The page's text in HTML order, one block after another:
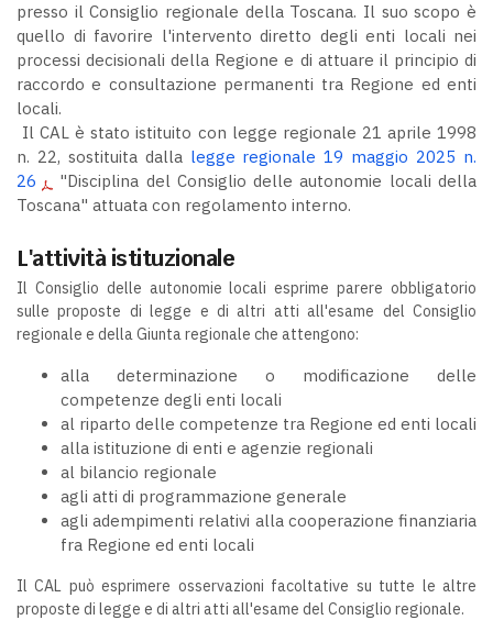
presso il Consiglio regionale della Toscana. Il suo scopo è
quello di favorire l'intervento diretto degli enti locali nei
processi decisionali della Regione e di attuare il principio di
raccordo e consultazione permanenti tra Regione ed enti
locali.
Il CAL è stato istituito con legge regionale 21 aprile 1998
n. 22, sostituita dalla legge regionale 19 maggio 2025 n.
26
"Disciplina del Consiglio delle autonomie locali della
Toscana" attuata con regolamento interno.
L'attività istituzionale
Il Consiglio delle autonomie locali esprime parere obbligatorio
sulle proposte di legge e di altri atti all'esame del Consiglio
regionale e della Giunta regionale che attengono:
alla determinazione o modificazione delle
competenze degli enti locali
al riparto delle competenze tra Regione ed enti locali
alla istituzione di enti e agenzie regionali
al bilancio regionale
agli atti di programmazione generale
agli adempimenti relativi alla cooperazione finanziaria
fra Regione ed enti locali
Il CAL può esprimere osservazioni facoltative su tutte le altre
proposte di legge e di altri atti all'esame del Consiglio regionale.